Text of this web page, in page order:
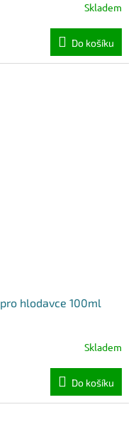
Skladem
Do košíku
hlodavce 100ml
Skladem
Do košíku